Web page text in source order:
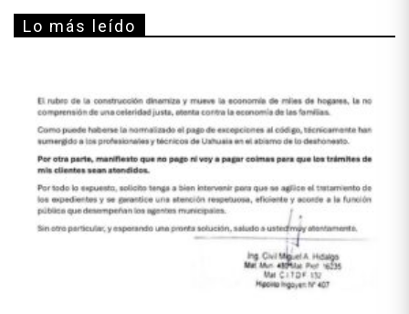
Lo más leído